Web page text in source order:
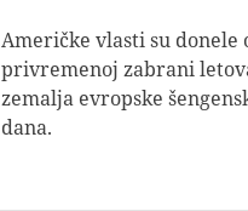
Američke vlasti su donele
privremenoj zabrani
zemalja evropske
dana.